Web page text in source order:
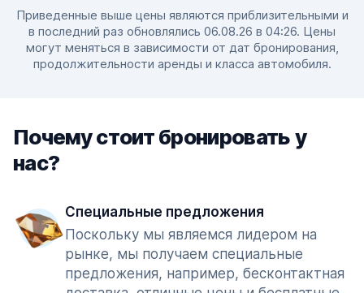
Приведенные выше цены являются приблизительными и
в последний раз обновлялись 06.08.26 в 04:26. Цены
могут меняться в зависимости от дат бронирования,
продолжительности аренды и класса автомобиля.
Почему стоит бронировать у
нас?
Специальные предложения
Поскольку мы являемся лидером на
рынке, мы получаем специальные
предложения, например, бесконтактная